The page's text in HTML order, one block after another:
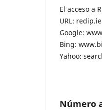
El acceso a
URL:
Google:
Bing:
Yahoo:
Número